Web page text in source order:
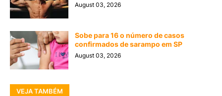
August 03, 2026
Sobe para 16 o número de casos
confirmados de sarampo em SP
August 03, 2026
VEJA TAMBÉM